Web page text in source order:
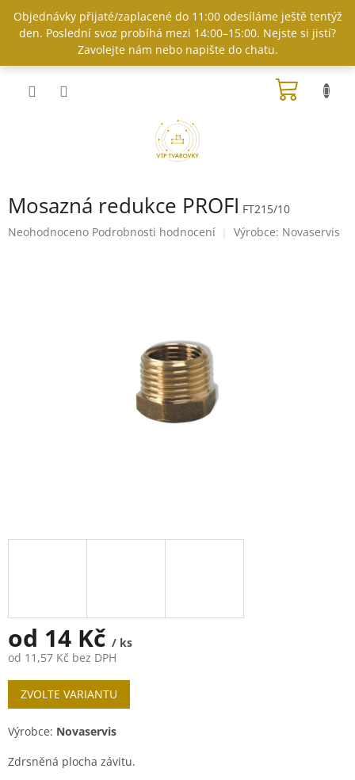
obsah
Objednávky přijaté/zaplacené do 11:00 odesíláme ještě tentýž
den. Poslední svoz probíhá mezi 14:00–15:00. Nejste si jistí?
Zavolejte nám nebo napište do chatu.
Mosazná redukce PROFI FT215/10
Průměrné
Neohodnoceno Podrobnosti hodnocení Výrobce: Novaservis
od 14 Kč / ks
od 11,57 Kč bez DPH
Měrná
cena:
ZVOLTE VARIANTU
Výrobce: Novaservis
Zdrsněná plocha závitu.